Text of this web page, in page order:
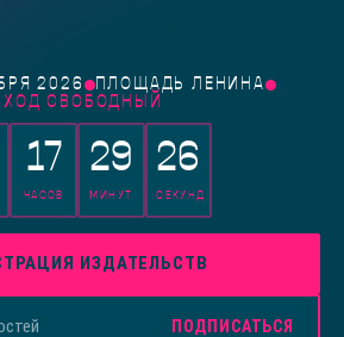
2026
ПЛОЩАДЬ ЛЕНИНА
СВОБОДНЫЙ
17
ЧАСОВ
29
МИНУТ
26
СЕКУНД
ИЗДАТЕЛЬСТВ
ПОДПИСАТЬСЯ